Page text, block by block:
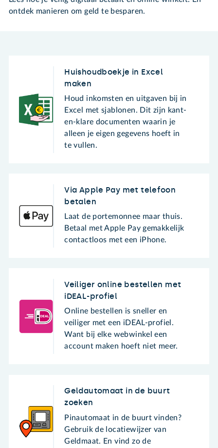
ontdek manieren om geld te besparen.
Huishoudboekje in Excel
maken
Houd inkomsten en uitgaven bij in
Excel met sjablonen. Dit zijn kant-
en-klare documenten waarin je
alleen je eigen gegevens hoeft in
te vullen.
Via Apple Pay met telefoon
betalen
Laat de portemonnee maar thuis.
Betaal met Apple Pay gemakkelijk
contactloos met een iPhone.
Veiliger online bestellen met
iDEAL-profiel
Online bestellen is sneller en
veiliger met een iDEAL-profiel.
Want bij elke webwinkel een
account maken hoeft niet meer.
Geldautomaat in de buurt
zoeken
Pinautomaat in de buurt vinden?
Gebruik de locatiewijzer van
Geldmaat. En vind zo de